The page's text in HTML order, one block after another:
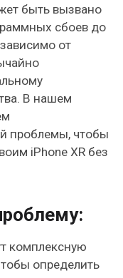
быть вызвано
сбоев до
от
В нашем
проблемы, чтобы
iPhone XR без
комплексную
определить